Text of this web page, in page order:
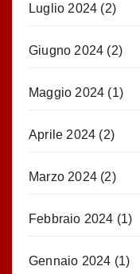
Luglio 2024 (2)
Giugno 2024 (2)
Maggio 2024 (1)
Aprile 2024 (2)
Marzo 2024 (2)
Febbraio 2024 (1)
Gennaio 2024 (1)